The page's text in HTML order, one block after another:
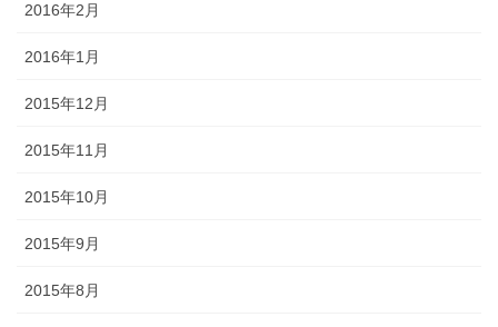
2016年2月
2016年1月
2015年12月
2015年11月
2015年10月
2015年9月
2015年8月